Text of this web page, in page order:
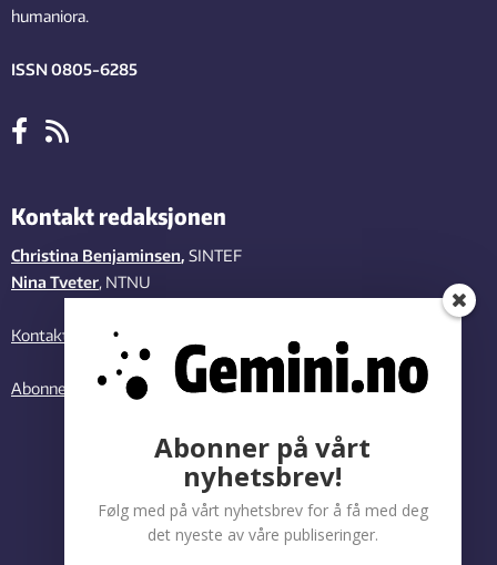
humaniora.
ISSN 0805-6285
Kontakt redaksjonen
Christina Benjaminsen, SINTEF
Nina Tveter, NTNU
Kontakt oss
Abonner på vårt nyhetsbrev
Abonner på vårt
nyhetsbrev!
Følg med på vårt nyhetsbrev for å få med deg
det nyeste av våre publiseringer.